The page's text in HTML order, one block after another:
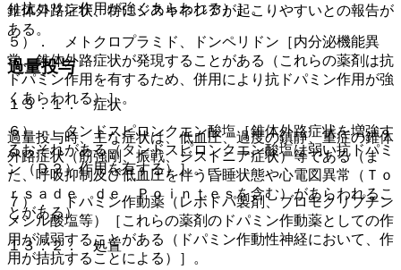
錐体外路症状、特にジスキネジアが起こりやすいとの報告が
ある。
過量投与
１３．１． 症状
過量投与時、主な症状は、低血圧、過度の鎮静、重症の錐体
外路症状（筋強剛、振戦、ジストニア症状）等である（ま
た、呼吸抑制及び低血圧を伴う昏睡状態や心電図異常（Ｔｏ
ｒｓａｄｅ ｄｅ Ｐｏｉｎｔｅｓを含む）があらわれるこ
とがある）。
１３．２． 処置
り抗コリン作用が強くあらわれる）］。
５）． メトクロプラミド、ドンペリドン［内分泌機能異
常、錐体外路症状が発現することがある（これらの薬剤は抗
ドパミン作用を有するため、併用により抗ドパミン作用が強
くあらわれる）］。
６）． タンドスピロンクエン酸塩［錐体外路症状を増強す
るおそれがある（タンドスピロンクエン酸塩は弱い抗ドパミ
ン（Ｄ２）作用を有する）］。
７）． ドパミン作動薬（レボドパ製剤、ブロモクリプチン
メシル酸塩等）［これらの薬剤のドパミン作動薬としての作
用が減弱することがある（ドパミン作動性神経において、作
用が拮抗することによる）］。